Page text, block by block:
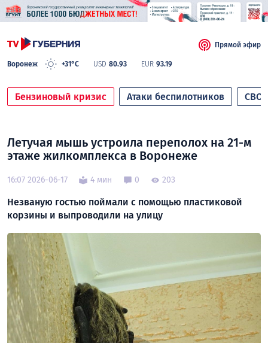
Воронеж +31°C USD 80.93 EUR 93.19
Прямой эфир
Бензиновый кризис Атаки беспилотников СВО
Летучая мышь устроила переполох на 21-м
этаже жилкомплекса в Воронеже
16:07 2026-06-17 4 мин 0 203
Незваную гостью поймали с помощью пластиковой
корзины и выпроводили на улицу